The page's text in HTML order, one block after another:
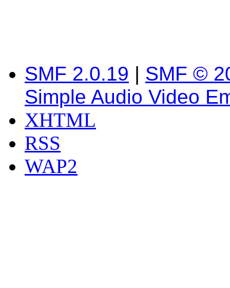
SMF 2.0.19 | SMF ©
Simple Audio Video
XHTML
RSS
WAP2